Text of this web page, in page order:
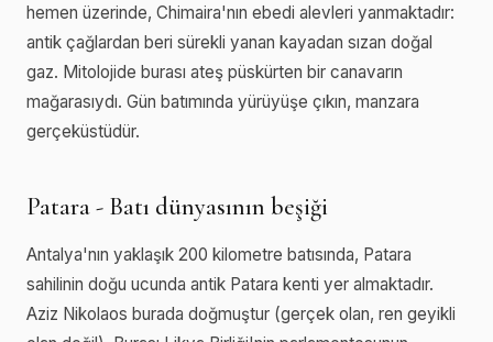
hemen üzerinde, Chimaira'nın ebedi alevleri yanmaktadır:
antik çağlardan beri sürekli yanan kayadan sızan doğal
gaz. Mitolojide burası ateş püskürten bir canavarın
mağarasıydı. Gün batımında yürüyüşe çıkın, manzara
gerçeküstüdür.
Patara - Batı dünyasının beşiği
Antalya'nın yaklaşık 200 kilometre batısında, Patara
sahilinin doğu ucunda antik Patara kenti yer almaktadır.
Aziz Nikolaos burada doğmuştur (gerçek olan, ren geyikli